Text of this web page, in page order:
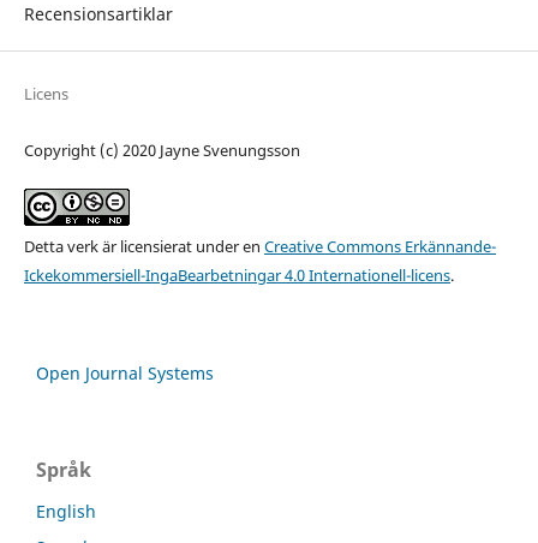
Recensionsartiklar
Licens
Copyright (c) 2020 Jayne Svenungsson
Detta verk är licensierat under en Creative Commons Erkännande-
Ickekommersiell-IngaBearbetningar 4.0 Internationell-licens.
Open Journal Systems
Språk
English